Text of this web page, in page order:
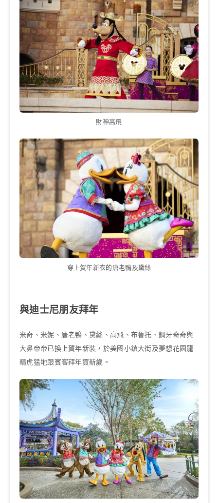
財神高飛
穿上賀年新衣的唐老鴨及黛絲
與迪士尼朋友拜年
米奇、米妮、唐老鴨、黛絲、高飛、布魯托、鋼牙奇奇與
大鼻帝帝已換上賀年新裝，於美國小鎮大街及夢想花園龍
精虎猛地跟賓客拜年賀新歲。